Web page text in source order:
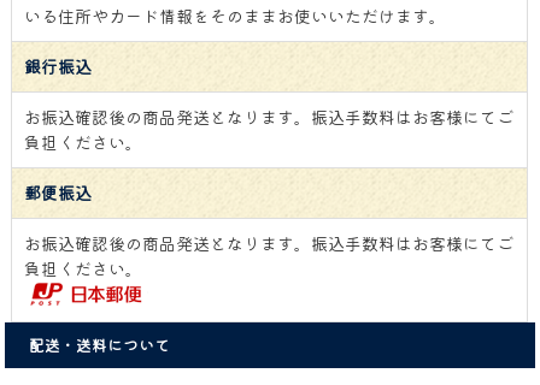
いる住所やカード情報をそのままお使いいただけます。
銀行振込
お振込確認後の商品発送となります。振込手数料はお客様にてご
負担ください。
郵便振込
お振込確認後の商品発送となります。振込手数料はお客様にてご
負担ください。
配送・送料について